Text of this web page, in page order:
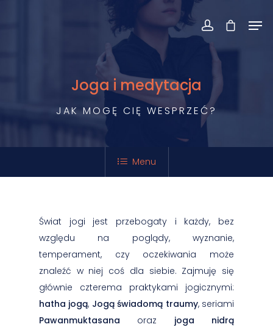
Joga i medytacja
JAK MOGĘ CIĘ WESPRZEĆ?
Menu
Świat jogi jest przebogaty i każdy, bez
względu na poglądy, wyznanie,
temperament, czy oczekiwania może
znaleźć w niej coś dla siebie. Zajmuję się
głównie czterema praktykami jogicznymi:
hatha jogą, Jogą świadomą traumy, seriami
Pawanmuktasana oraz joga nidrą